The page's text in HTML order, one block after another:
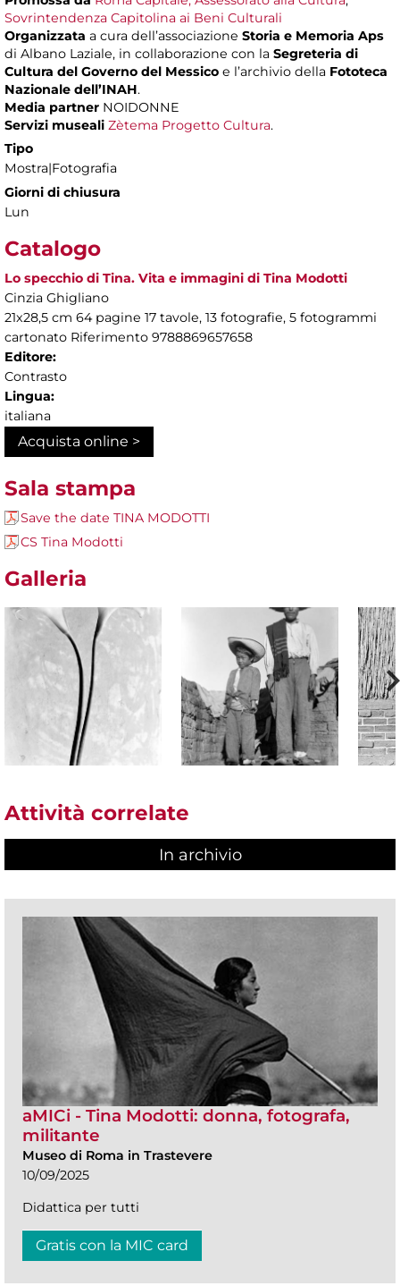
Sovrintendenza Capitolina ai Beni Culturali
Organizzata a cura dell’associazione Storia e Memoria Aps
di Albano Laziale, in collaborazione con la Segreteria di
Cultura del Governo del Messico e l’archivio della Fototeca
Nazionale dell’INAH.
Media partner NOIDONNE
Servizi museali Zètema Progetto Cultura.
Tipo
Mostra|Fotografia
Giorni di chiusura
Lun
Catalogo
Lo specchio di Tina. Vita e immagini di Tina Modotti
Cinzia Ghigliano
21x28,5 cm 64 pagine 17 tavole, 13 fotografie, 5 fotogrammi
cartonato Riferimento 9788869657658
Editore:
Contrasto
Lingua:
italiana
Acquista online >
Sala stampa
Save the date TINA MODOTTI
CS Tina Modotti
Galleria
Attività correlate
In archivio
aMICi - Tina Modotti: donna, fotografa,
militante
Museo di Roma in Trastevere
10/09/2025
Didattica per tutti
Gratis con la MIC card